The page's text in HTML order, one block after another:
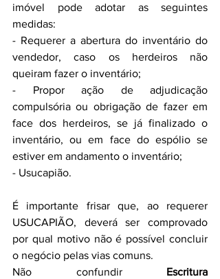
imóvel pode adotar as seguintes
medidas:
- Requerer a abertura do inventário do
vendedor, caso os herdeiros não
queiram fazer o inventário;
- Propor ação de adjudicação
compulsória ou obrigação de fazer em
face dos herdeiros, se já finalizado o
inventário, ou em face do espólio se
estiver em andamento o inventário;
- Usucapião.
É importante frisar que, ao requerer
USUCAPIÃO, deverá ser comprovado
por qual motivo não é possível concluir
o negócio pelas vias comuns.
Não confundir Escritura